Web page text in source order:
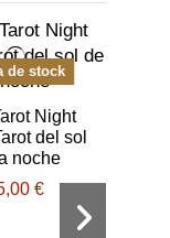
de stock
Night
del sol
noche
€